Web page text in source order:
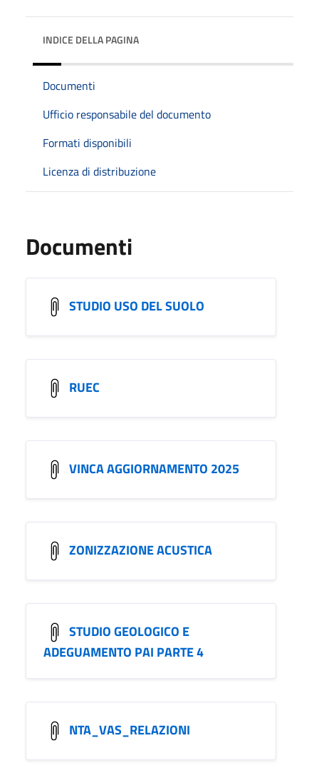
INDICE DELLA PAGINA
Documenti
Ufficio responsabile del documento
Formati disponibili
Licenza di distribuzione
Documenti
STUDIO USO DEL SUOLO
RUEC
VINCA AGGIORNAMENTO 2025
ZONIZZAZIONE ACUSTICA
STUDIO GEOLOGICO E
ADEGUAMENTO PAI PARTE 4
NTA_VAS_RELAZIONI